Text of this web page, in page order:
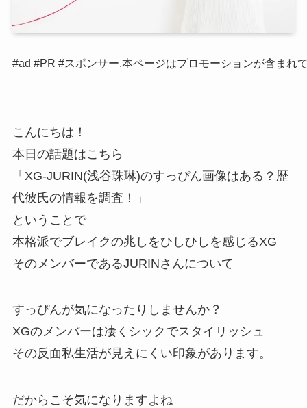
#ad #PR #スポンサー,本ページはプロモーションが含まれ
こんにちは！
本日の話題はこちら
「XG-JURIN(浅谷珠琳)のすっぴん画像はある？歴
代彼氏の情報を調査！」
ということで
本格派でブレイクの兆しをひしひしを感じるXG
そのメンバーであるJURINさんについて
すっぴんが気になったりしませんか？
XGのメンバーは凄くシックでスタイリッシュ
その反面私生活が見えにくい印象があります。
だからこそ気になりますよね